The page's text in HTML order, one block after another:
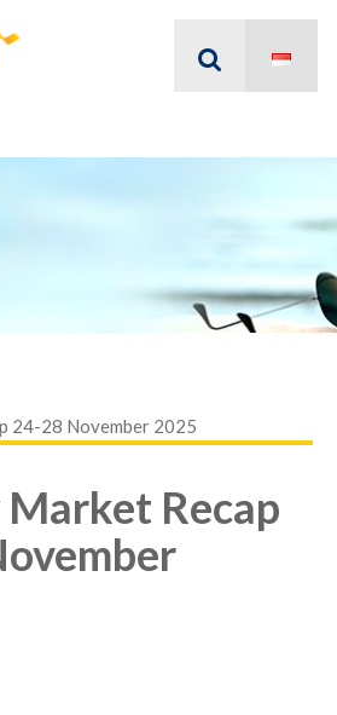
24-28 November 2025
Recap